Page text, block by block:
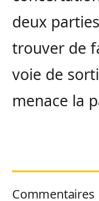
deux
trouver de
voie de
menace la
Commentaires